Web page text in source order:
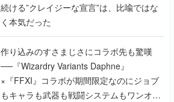
続ける”クレイジーな宣言”は、比喩ではな
く本気だった
作り込みのすさまじさにコラボ先も驚嘆
──『Wizardry Variants Daphne』
×『FFXI』コラボが期間限定なのにジョブ
もキャラも武器も戦闘システムもワンオフ